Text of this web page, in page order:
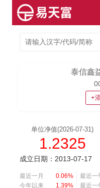
泰信鑫
+
单位净值(2026-07-31)
1.2325
成立日期：2013-07-17
最近一月 0.06% 最近一
今年以来
1.39% 最近一